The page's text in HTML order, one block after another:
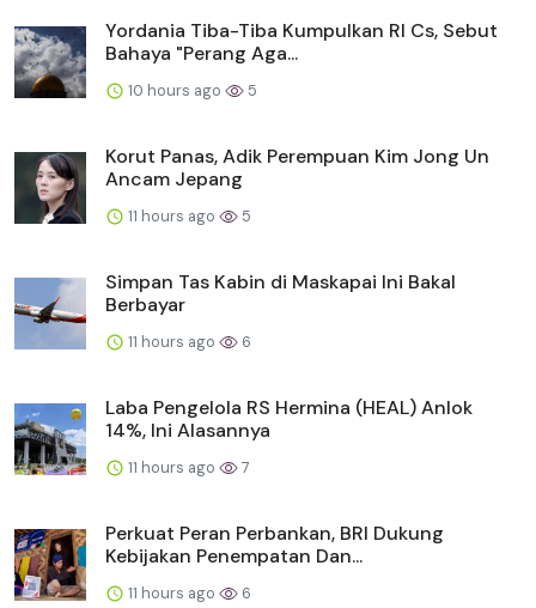
Yordania Tiba-Tiba Kumpulkan RI Cs, Sebut
Bahaya "Perang Aga...
10 hours ago 5
Korut Panas, Adik Perempuan Kim Jong Un
Ancam Jepang
11 hours ago 5
Simpan Tas Kabin di Maskapai Ini Bakal
Berbayar
11 hours ago 6
Laba Pengelola RS Hermina (HEAL) Anlok
14%, Ini Alasannya
11 hours ago 7
Perkuat Peran Perbankan, BRI Dukung
Kebijakan Penempatan Dan...
11 hours ago 6